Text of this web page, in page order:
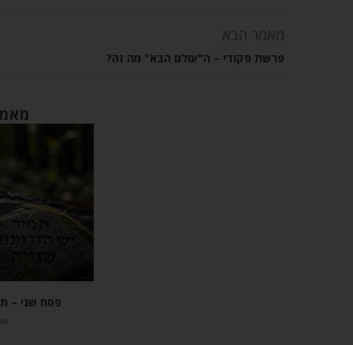
מאמר הבא
פרשת פקודי – ה"עולם הבא" מה זה?
פסח שני –